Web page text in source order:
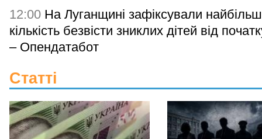
12:00 На Луганщині зафіксували
кількість безвісти зниклих дітей від
– Опендатабот
Статті